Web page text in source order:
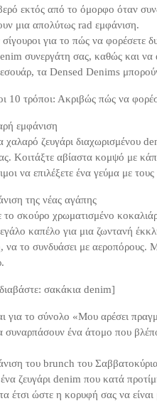
εκτός από το όμορφο όταν
μια απολύτως rad εμφάνιση.
σίγουροι για το πώς να
συνεργάτη σας, καθώς και
τα Densed Denims
10 τρόποι: Ακριβώς πώς να
εμφάνιση
χαλαρό ζευγάρι διαχωρισμένου
Κοιτάξτε αβίαστα κομψό με
να επιλέξετε ένα γεύμα με
της νέας αγάπης
το σκούρο χρωματισμένο
καπέλο για μια ζωντανή
να το συνδυάσει με αεροπόρους.
σακάκια denim]
για το σύνολο «Μου αρέσει
συναρπάσουν ένα άτομο που
του brunch του
ένα ζευγάρι denim που κατά
έτσι ώστε η κορυφή σας να